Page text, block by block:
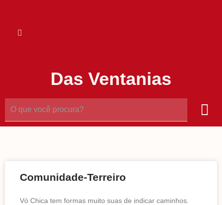
Das Ventanias
Comunidade-Terreiro
Vó Chica tem formas muito suas de indicar caminhos.